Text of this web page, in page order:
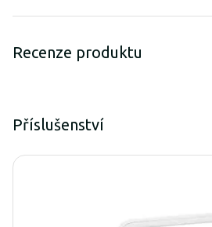
Recenze produktu
Příslušenství